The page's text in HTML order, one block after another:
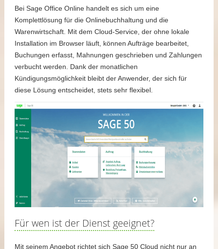
Bei Sage Office Online handelt es sich um eine
Komplettlösung für die Onlinebuchhaltung und die
Warenwirtschaft. Mit dem Cloud-Service, der ohne lokale
Installation im Browser läuft, können Aufträge bearbeitet,
Buchungen erfasst, Mahnungen geschrieben und Zahlungen
verbucht werden. Dank der monatlichen
Kündigungsmöglichkeit bleibt der Anwender, der sich für
diese Lösung entscheidet, stets sehr flexibel.
Für wen ist der Dienst geeignet?
Mit seinem Angebot richtet sich Sage 50 Cloud nicht nur an